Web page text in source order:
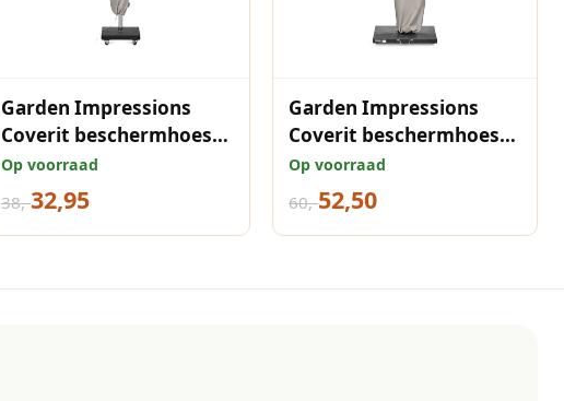
Garden Impressions
Coverit beschermhoes
parasol 240x30/40 cm
taupe
Op voorraad
38,-32,95
Garden Impressions
Coverit beschermhoes
Hawaii parasol
260x48/58 cm taupe
Op voorraad
60,-52,50